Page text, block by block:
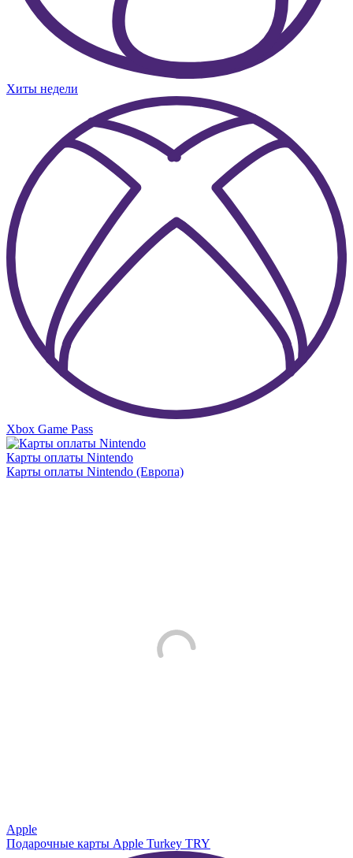
Хиты недели
Xbox Game Pass
Карты оплаты Nintendo
Карты оплаты Nintendo (Европа)
Apple
Подарочные карты Apple Turkey TRY